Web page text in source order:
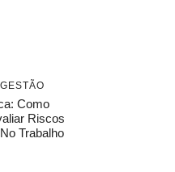
Como
Riscos
Trabalho